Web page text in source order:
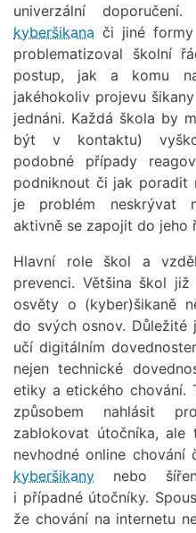
univerzální
kyberšikana či jiné
problematizoval školní
postup, jak a komu
jakéhokoliv projevu
jednáni. Každá škola by
být v kontaktu)
podobné případy
podniknout či jak poradit
je problém neskrývat
aktivně se zapojit do jeho
Hlavní role škol a
prevenci. Většina škol
osvěty o (kyber)šikaně
do svých osnov.
učí digitálním
nejen technické
etiky a etického chování.
způsobem nahlásit
zablokovat útočníka,
nevhodné online
kyberšikany nebo
i případné útočníky.
že chování na internetu